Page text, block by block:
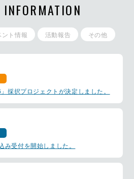
ト情報 活動報告 その他
採択プロジェクトが決定しました。
受付を開始しました。